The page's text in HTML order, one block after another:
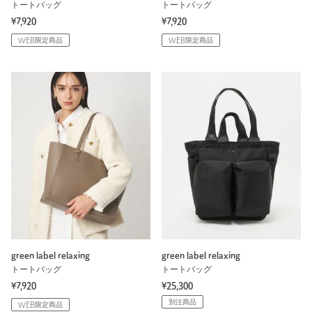
トートバッグ
¥7,920
WEB限定商品
トートバッグ
¥7,920
WEB限定商品
green label relaxing
トートバッグ
¥7,920
WEB限定商品
green label relaxing
トートバッグ
¥25,300
別注商品